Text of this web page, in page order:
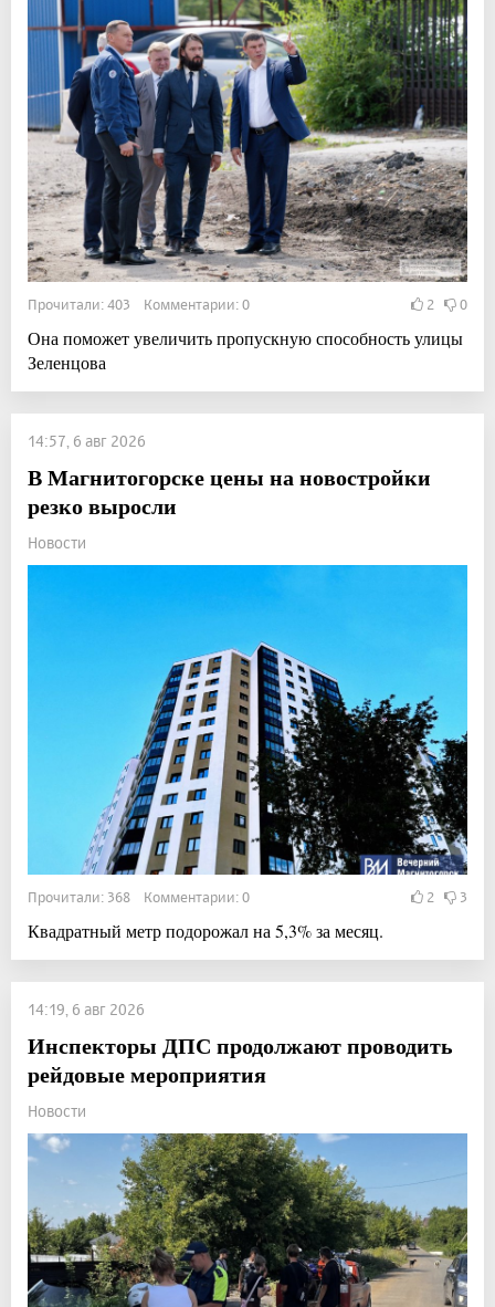
Прочитали: 403 Комментарии: 0 2 0
Она поможет увеличить пропускную способность улицы
Зеленцова
14:57, 6 авг 2026
В Магнитогорске цены на новостройки
резко выросли
Новости
Прочитали: 368 Комментарии: 0 2 3
Квадратный метр подорожал на 5,3% за месяц.
14:19, 6 авг 2026
Инспекторы ДПС продолжают проводить
рейдовые мероприятия
Новости